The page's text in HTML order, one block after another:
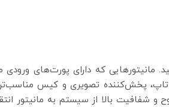
مانیتورهایی که دارای پورت‌های
تاپ، پخش‌کننده تصویری و کیس
و شفافیت بالا از سیستم به مانیتور